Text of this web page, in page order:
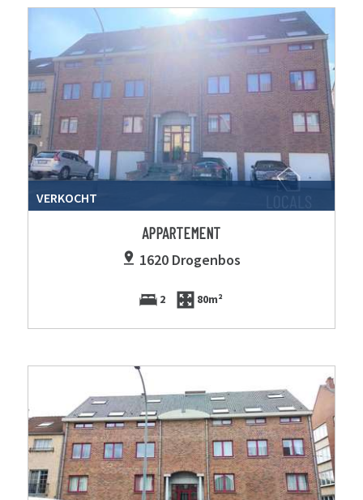
VERKOCHT
APPARTEMENT
1620 Drogenbos
2 80m²